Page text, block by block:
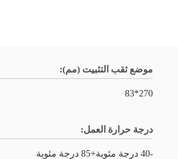
موضع ثقب التثبيت (مم):
270*83
درجة حرارة العمل:
-40 درجة مئوية+85 درجة مئوية